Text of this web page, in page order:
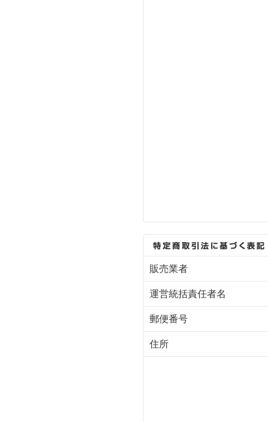
販売業者
運営統括責任者名
郵便番号
住所